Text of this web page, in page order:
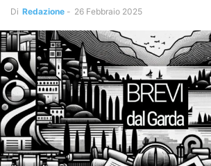
Di Redazione - 26 Febbraio 2025